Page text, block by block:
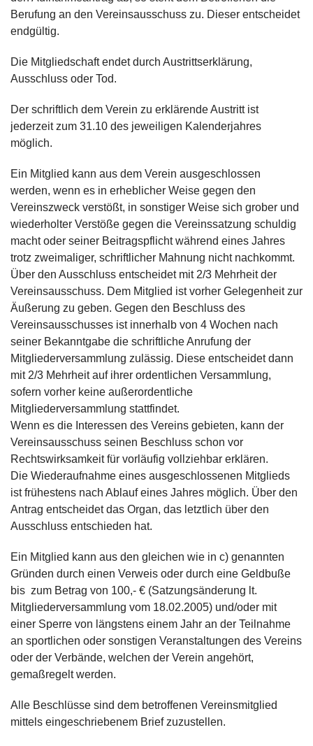
Berufung an den Vereinsausschuss zu. Dieser entscheidet
endgültig.
Die Mitgliedschaft endet durch Austrittserklärung,
Ausschluss oder Tod.
Der schriftlich dem Verein zu erklärende Austritt ist
jederzeit zum 31.10 des jeweiligen Kalenderjahres
möglich.
Ein Mitglied kann aus dem Verein ausgeschlossen
werden, wenn es in erheblicher Weise gegen den
Vereinszweck verstößt, in sonstiger Weise sich grober und
wiederholter Verstöße gegen die Vereinssatzung schuldig
macht oder seiner Beitragspflicht während eines Jahres
trotz zweimaliger, schriftlicher Mahnung nicht nachkommt.
Über den Ausschluss entscheidet mit 2/3 Mehrheit der
Vereinsausschuss. Dem Mitglied ist vorher Gelegenheit zur
Äußerung zu geben. Gegen den Beschluss des
Vereinsausschusses ist innerhalb von 4 Wochen nach
seiner Bekanntgabe die schriftliche Anrufung der
Mitgliederversammlung zulässig. Diese entscheidet dann
mit 2/3 Mehrheit auf ihrer ordentlichen Versammlung,
sofern vorher keine außerordentliche
Mitgliederversammlung stattfindet.
Wenn es die Interessen des Vereins gebieten, kann der
Vereinsausschuss seinen Beschluss schon vor
Rechtswirksamkeit für vorläufig vollziehbar erklären.
Die Wiederaufnahme eines ausgeschlossenen Mitglieds
ist frühestens nach Ablauf eines Jahres möglich. Über den
Antrag entscheidet das Organ, das letztlich über den
Ausschluss entschieden hat.
Ein Mitglied kann aus den gleichen wie in c) genannten
Gründen durch einen Verweis oder durch eine Geldbuße
bis zum Betrag von 100,- € (Satzungsänderung lt.
Mitgliederversammlung vom 18.02.2005) und/oder mit
einer Sperre von längstens einem Jahr an der Teilnahme
an sportlichen oder sonstigen Veranstaltungen des Vereins
oder der Verbände, welchen der Verein angehört,
gemaßregelt werden.
Alle Beschlüsse sind dem betroffenen Vereinsmitglied
mittels eingeschriebenem Brief zuzustellen.